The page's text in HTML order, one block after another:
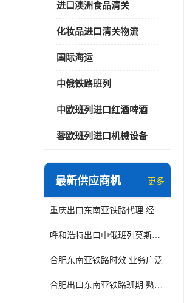
进口澳洲食品清关
化妆品进口清关物流
国际海运
中俄铁路班列
中欧班列进口红酒啤酒
蓉欧班列进口机械设备
最新供应商机 更多
重庆出口东南亚铁路代理 经验丰富
呼和浩特出口中俄班列莫斯科物流 安全省心
合肥东南亚铁路时效 业务广泛
合肥出口东南亚铁路班期 熟悉条款